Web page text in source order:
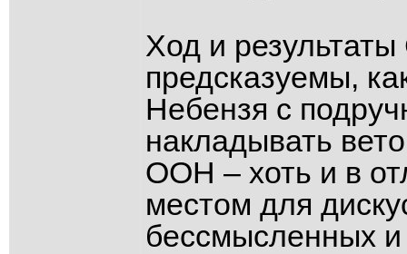
Ход и
предсказуемы,
Небензя с
накладывать
ООН – хоть и в
местом для
бессмысленных